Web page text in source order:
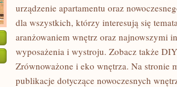
urządzenie apartamentu oraz
dla wszystkich, którzy interesują się
aranżowaniem wnętrz oraz najnowszymi
wyposażenia i wystroju. Zobacz także
Zrównoważone i eko wnętrza. Na stronie
publikacje dotyczące nowoczesnych